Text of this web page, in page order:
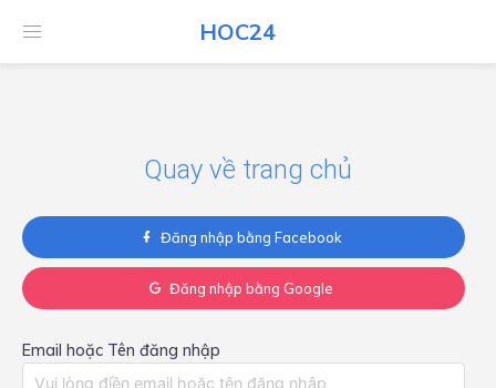
HOC24
HOC24
Quay về trang chủ
Đăng nhập bằng Facebook
Đăng nhập bằng Google
Email hoặc Tên đăng nhập